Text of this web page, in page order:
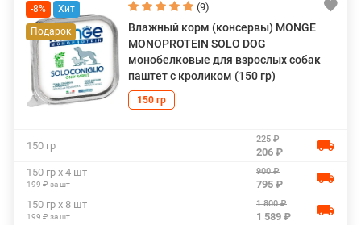
-8% (9)
Влажный корм (консервы) MONGE
MONOPROTEIN SOLO DOG
монобелковые для взрослых собак
паштет с кроликом (150 гр)
150 гр
150 гр
225 ₽
206 ₽
150 гр х 4 шт
199 ₽ за шт
900 ₽
795 ₽
150 гр х 8 шт
199 ₽ за шт
1 800 ₽
1 589 ₽